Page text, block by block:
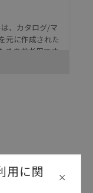
、カタログ/マ
元に作成された
めの参考用です
十分にご配慮
ム全体として
び本製品が全
さい。
プリケーショ
ては機器・装
用に関